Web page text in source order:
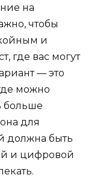
на
чтобы
и
где вас могут
— это
можно
больше
для
должна быть
и цифровой